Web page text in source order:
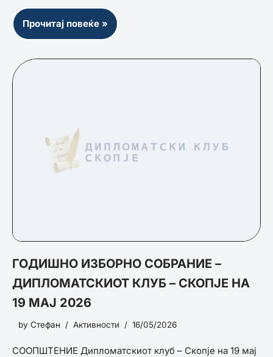
Прочитај повеќе »
ГОДИШНО ИЗБОРНО СОБРАНИЕ –
ДИПЛОМАТСКИОТ КЛУБ – СКОПЈЕ НА
19 МАЈ 2026
by Стефан Активности 16/05/2026
СООПШТЕНИЕ Дипломатскиот клуб – Скопје на 19 мај